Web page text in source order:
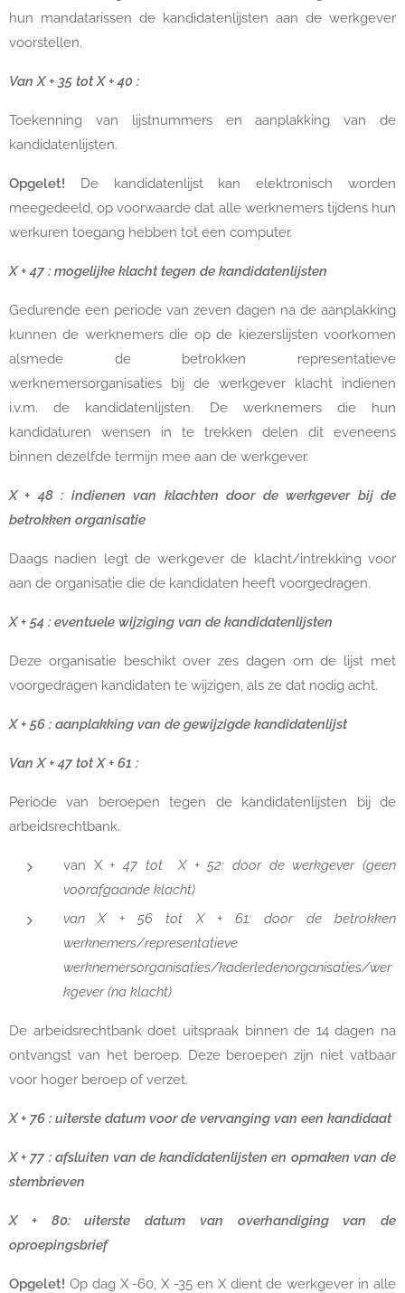
hun mandatarissen de kandidatenlijsten aan de werkgever
voorstellen.
Van X + 35 tot X + 40 :
Toekenning van lijstnummers en aanplakking van de
kandidatenlijsten.
Opgelet! De kandidatenlijst kan elektronisch worden
meegedeeld, op voorwaarde dat alle werknemers tijdens hun
werkuren toegang hebben tot een computer.
X + 47 : mogelijke klacht tegen de kandidatenlijsten
Gedurende een periode van zeven dagen na de aanplakking
kunnen de werknemers die op de kiezerslijsten voorkomen
alsmede de betrokken representatieve
werknemersorganisaties bij de werkgever klacht indienen
i.v.m. de kandidatenlijsten. De werknemers die hun
kandidaturen wensen in te trekken delen dit eveneens
binnen dezelfde termijn mee aan de werkgever.
X + 48 : indienen van klachten door de werkgever bij de
betrokken organisatie
Daags nadien legt de werkgever de klacht/intrekking voor
aan de organisatie die de kandidaten heeft voorgedragen.
X + 54 : eventuele wijziging van de kandidatenlijsten
Deze organisatie beschikt over zes dagen om de lijst met
voorgedragen kandidaten te wijzigen, als ze dat nodig acht.
X + 56 : aanplakking van de gewijzigde kandidatenlijst
Van X + 47 tot X + 61 :
Periode van beroepen tegen de kandidatenlijsten bij de
arbeidsrechtbank.
van X+ 47 tot X + 52: door de werkgever (geen
voorafgaande klacht)
van X + 56 tot X + 61: door de betrokken
werknemers/representatieve
werknemersorganisaties/kaderledenorganisaties/wer
kgever (na klacht)
De arbeidsrechtbank doet uitspraak binnen de 14 dagen na
ontvangst van het beroep. Deze beroepen zijn niet vatbaar
voor hoger beroep of verzet.
X + 76 : uiterste datum voor de vervanging van een kandidaat
X + 77 : afsluiten van de kandidatenlijsten en opmaken van de
stembrieven
X + 80: uiterste datum van overhandiging van de
oproepingsbrief
Opgelet! Op dag X -60, X -35 en X dient de werkgever in alle